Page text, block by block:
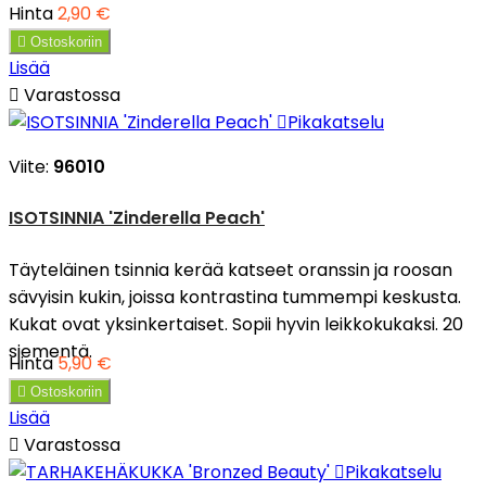
Hinta2,90 €
 Ostoskoriin
Lisää
 Varastossa
Pikakatselu
Viite: 96010
ISOTSINNIA 'Zinderella Peach'
Täyteläinen tsinnia kerää katseet oranssin ja roosan
sävyisin kukin, joissa kontrastina tummempi keskusta.
Kukat ovat yksinkertaiset. Sopii hyvin leikkokukaksi. 20
siementä.
Hinta5,90 €
 Ostoskoriin
Lisää
 Varastossa
Pikakatselu